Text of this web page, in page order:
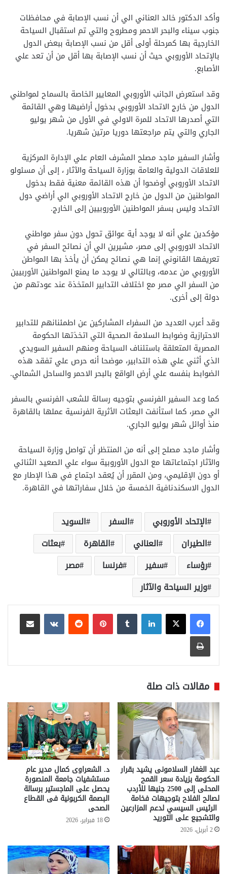
وأكد الدكتور خالد العناني الي أن نسب الإصابة في محافظات
جنوب سيناء والبحر الاحمر ومطروح والتي تم استقبال السياحة
الخارجية بها كمرحلة أولى أقل من نسب الإصابة ببعض الدول
بالإتحاد الأوروبي حيث أن نسب الإصابة بها أقل من أن تعد علي
الأصابع.
وقد استعرض الجانب الأوروبي المعايير الخاصة بالسماح لمواطني
الدول من خارج الاتحاد الأوروبي بدخول أراضيها وهي القائمة
التي أصدرها الاتحاد للمرة الاولي في الأول من شهر يوليو
الجاري والتي يتم مراجعتها دوريا مرتين شهريا.
وأشار السفير ماجد مصلح المشرف العام علي الإدارة المركزية
للعلاقات الدولية والعامة بوزارة السياحة والآثار ، إلى أن مسئولو
الاتحاد الأوروبي أوضحوا أن هذه القائمة معنية فقط بدخول
المواطنين من الدول من خارج الاتحاد الأوروبي الي أراضي دول
الاتحاد وليس بسفر المواطنين الأوروبيين إلى الخارج.
مؤكدين علي أنه لا يوجد أية عوائق تحول دون سفر مواطني
الاتحاد الاوروبي إلى مصر، مشيرين الي أن نصائح السفر في
تعريفها القانوني إنما هي نصائح يمكن أن يأخذ بها المواطن
الأوروبي من عدمه، وبالتالي لا يوجد ما يمنع المواطنين الأوربيين
من السفر الي مصر مع اختلاف التدابير المتخذة عند عودتهم من
دولة إلى أخرى.
وقد أعرب العديد من السفراء المشاركين عن اطمئنانهم للتدابير
الاحترازية وضوابط السلامة الصحية التي اتخذتها الحكومة
المصرية المتعلقة باستئناف السياحة ومنهم السفير السويدي
الذي أثني علي هذه التدابير، موضحا أنه حرص علي تفقد هذه
الضوابط بنفسه علي أرض الواقع بالبحر الاحمر والساحل الشمالي.
كما وعد السفير الفرنسي بتوجيه رسالة للشعب الفرنسي بالسفر
الي مصر، كما استأنفت البعثات الأثرية الفرنسية عملها بالقاهرة
منذ أوائل شهر يوليو الجاري.
وأشار ماجد مصلح إلى أنه من المنتظر أن تواصل وزارة السياحة
والآثار اجتماعاتها مع الدول الأوروبية سواء علي الصعيد الثنائي
أو دون الإقليمي، ومن المقرر أن يُعقد اجتماع في هذا الإطار مع
الدول الاسكندنافية الخمسة من خلال سفاراتها في القاهرة.
الإتحاد الأوروبي السفر
السويد
الطيران
العناني القاهرة
بعثات
رؤساء
سفير فرنسا
مصر
وزير السياحة والآثار
لينكدإن بينتيريست
مشاركة عبر البريد
طباعة
مقالات ذات صلة
عبد الغفار السلامونى يشيد بقرار
الحكومة بزيادة سعر القمح
المحلى إلى 2500 جنيها للأردب
لصالح الفلاح بتوجيهات فخامة
الرئيس السيسي لدعم المزارعين
والتشجيع على التوريد
2 أبريل، 2026
د. الشعراوى كمال مدير عام
مستشفيات جامعة المنصورة
يحصل على الماجستير برسالة
البصمة الكربونية فى القطاع
الصحى
18 فبراير، 2026